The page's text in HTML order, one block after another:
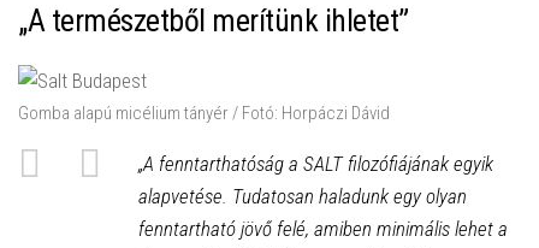
„A természetből merítünk ihletet”
Gomba alapú micélium tányér / Fotó: Horpáczi Dávid
„A fenntarthatóság a SALT filozófiájának egyik
alapvetése. Tudatosan haladunk egy olyan
fenntartható jövő felé, amiben minimális lehet a